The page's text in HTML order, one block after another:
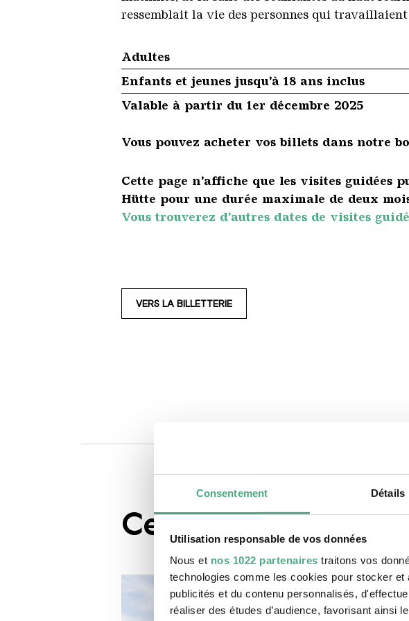
Consentement Détails
Utilisation responsable de vos données
Nous et nos 1022 partenaires traitons vos
technologies comme les cookies pour stocker
publicités et du contenu personnalisés,
réaliser des études d’audience, favorisant ainsi
ressemblait la vie des personnes qui
Adultes
Enfants et jeunes jusqu'à 18 ans inclus
Valable à partir du 1er décembre 2025
Vous pouvez acheter vos billets dans notre
Cette page n'affiche que les visites guidées
Hütte pour une durée maximale de deux
Vous trouverez d'autres dates de visites
VERS LA BILLETTERIE
Ceci pourrait